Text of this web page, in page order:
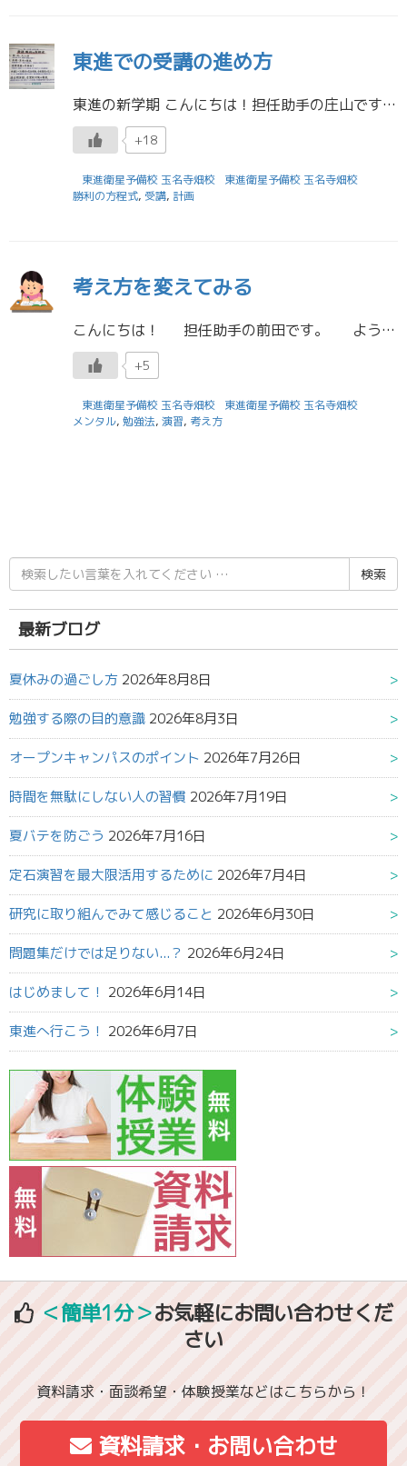
東進での受講の進め方
東進の新学期 こんにちは！担任助手の庄山です！二学期も始まって授業も新しい単元に入ったり，今までよりも難しい内容を習い始めたりと『勉強により一層力を入れなければ…』と，思い始めている人も多いのではないでしょうか？東進では […]
+18
東進衛星予備校 玉名寺畑校
東進衛星予備校 玉名寺畑校
勝利の方程式, 受講, 計画
考え方を変えてみる
こんにちは！ 担任助手の前田です。 ようやく秋らしい気温になってきましたね
+5
東進衛星予備校 玉名寺畑校
東進衛星予備校 玉名寺畑校
メンタル, 勉強法, 演習, 考え方
検
索
結
果:
最新ブログ
夏休みの過ごし方 2026年8月8日
勉強する際の目的意識 2026年8月3日
オープンキャンパスのポイント 2026年7月26日
時間を無駄にしない人の習慣 2026年7月19日
夏バテを防ごう 2026年7月16日
定石演習を最大限活用するために 2026年7月4日
研究に取り組んでみて感じること 2026年6月30日
問題集だけでは足りない...？ 2026年6月24日
はじめまして！ 2026年6月14日
東進へ行こう！ 2026年6月7日
＜簡単1分＞お気軽にお問い合わせくだ
さい
資料請求・面談希望・体験授業などはこちらから！
資料請求・お問い合わせ